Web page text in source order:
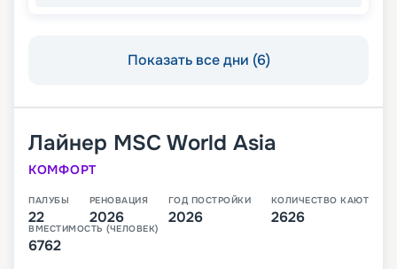
Показать все дни (6)
Лайнер MSC World Asia
КОМФОРТ
ПАЛУБЫ
22
РЕНОВАЦИЯ
2026
ГОД ПОСТРОЙКИ
2026
КОЛИЧЕСТВО КАЮТ
2626
ВМЕСТИМОСТЬ (ЧЕЛОВЕК)
6762